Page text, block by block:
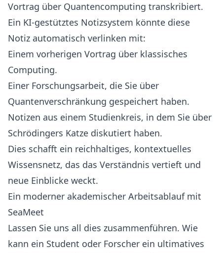
Vortrag über Quantencomputing transkribiert.
Ein KI-gestütztes Notizsystem könnte diese
Notiz automatisch verlinken mit:
Einem vorherigen Vortrag über klassisches
Computing.
Einer Forschungsarbeit, die Sie über
Quantenverschränkung gespeichert haben.
Notizen aus einem Studienkreis, in dem Sie über
Schrödingers Katze diskutiert haben.
Dies schafft ein reichhaltiges, kontextuelles
Wissensnetz, das das Verständnis vertieft und
neue Einblicke weckt.
Ein moderner akademischer Arbeitsablauf mit
SeaMeet
Lassen Sie uns all dies zusammenführen. Wie
kann ein Student oder Forscher ein ultimatives